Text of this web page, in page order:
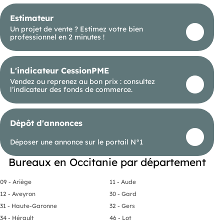
(Entreprise individuelle)
Estimateur
Un projet de vente ? Estimez votre bien
professionnel en 2 minutes !
L'indicateur CessionPME
Vendez ou reprenez au bon prix : consultez
l’indicateur des fonds de commerce.
Dépôt d'annonces
Déposer une annonce sur le portail N°1
Bureaux en Occitanie par département
09 - Ariège
11 - Aude
12 - Aveyron
30 - Gard
31 - Haute-Garonne
32 - Gers
34 - Hérault
46 - Lot